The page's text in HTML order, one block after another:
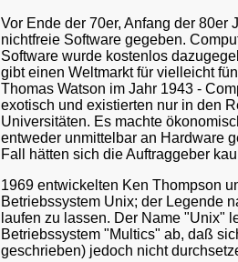
Vor Ende der 70er, Anfang der 80er
nichtfreie Software gegeben.
Software wurde kostenlos
gibt einen Weltmarkt für vielleicht
Thomas Watson im Jahr 1943 -
exotisch und existierten nur in den
Universitäten. Es machte
entweder unmittelbar an Hardware
Fall hätten sich die Auftraggeber
1969 entwickelten Ken Thompson
Betriebssystem Unix; der Legende
laufen zu lassen. Der Name "Unix"
Betriebssystem "Multics" ab, daß
geschrieben) jedoch nicht